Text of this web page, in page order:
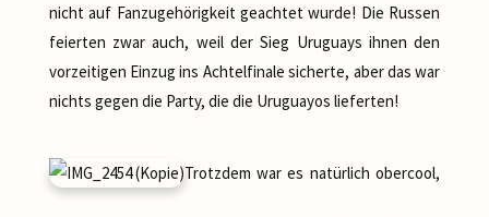
nicht auf Fanzugehörigkeit geachtet wurde! Die Russen
feierten zwar auch, weil der Sieg Uruguays ihnen den
vorzeitigen Einzug ins Achtelfinale sicherte, aber das war
nichts gegen die Party, die die Uruguayos lieferten!
Trotzdem war es natürlich obercool,